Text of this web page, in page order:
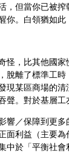
，但當你已被
你。白領猶如此
怪，比其他國
脫離了標準工
現某區商場的
聲。對於基層
響／保障到更
面利益（主要
中於「平衡社